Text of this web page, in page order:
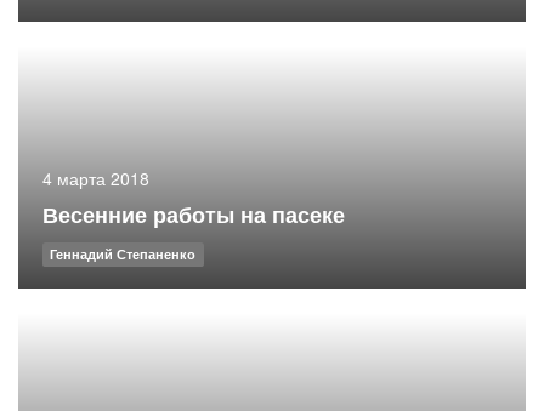
4 марта 2018
Весенние работы на пасеке
Геннадий Степаненко